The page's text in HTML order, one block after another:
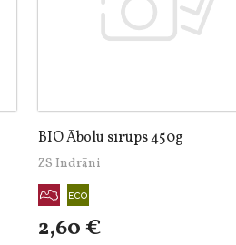
BIO Ābolu sīrups 450g
ZS Indrāni
2,60 €